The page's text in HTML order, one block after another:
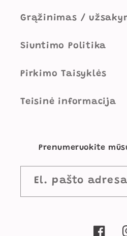
Grąžinimas /
Siuntimo Politika
Pirkimo Taisyklės
Teisinė informacija
Prenumeruokite
El. pašto